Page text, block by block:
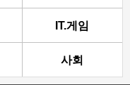
IT.게임
사회